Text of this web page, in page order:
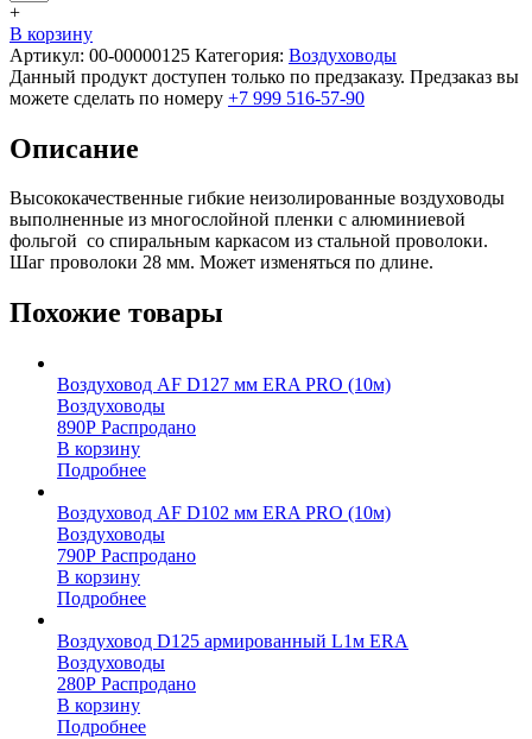
+
В корзину
Артикул: 00-00000125 Категория: Воздуховоды
Данный продукт доступен только по предзаказу. Предзаказ вы
можете сделать по номеру +7 999 516-57-90
Описание
Высококачественные гибкие неизолированные воздуховоды
выполненные из многослойной пленки с алюминиевой
фольгой со спиральным каркасом из стальной проволоки.
Шаг проволоки 28 мм. Может изменяться по длине.
Похожие товары
Воздуховод AF D127 мм ERA PRO (10м)
Воздуховоды
890Р Распродано
В корзину
Подробнее
Воздуховод AF D102 мм ERA PRO (10м)
Воздуховоды
790Р Распродано
В корзину
Подробнее
Воздуховод D125 армированный L1м ERA
Воздуховоды
280Р Распродано
В корзину
Подробнее